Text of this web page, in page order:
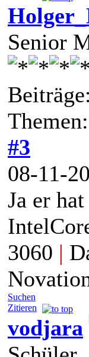
Senior
#3
08-11-
Ja er
3060 |
Suchen
Zitieren
vodjara